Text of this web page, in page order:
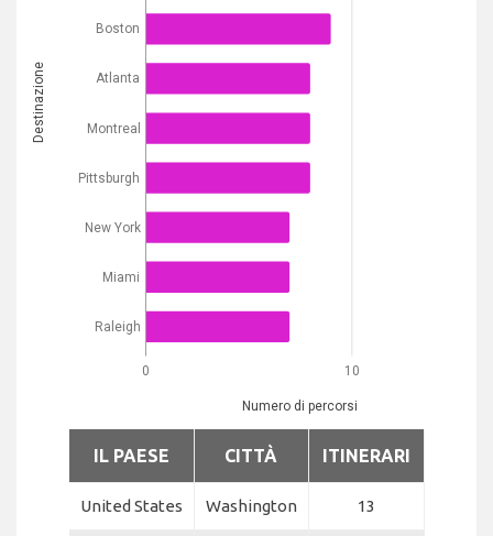
0 10
Numero di percorsi
Boston
Atlanta
Montreal
Pittsburgh
New York
Miami
Raleigh
Destinazione
IL PAESE CITTÀ ITINERARI
United States Washington 13